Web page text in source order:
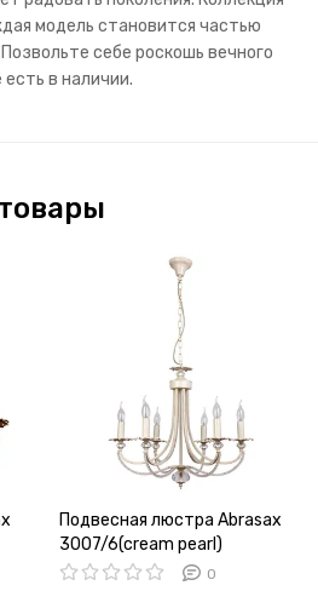
модель становится частью
себе роскошь вечного
в наличии.
Подвесная люстра Abrasax
3007/6(cream pearl)
0